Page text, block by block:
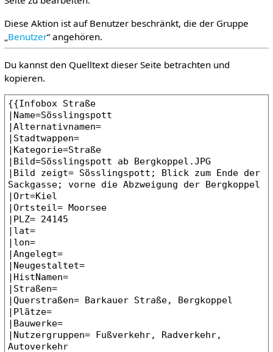
Diese Aktion ist auf Benutzer beschränkt, die der Gruppe
Benutzer“ angehören.
Du kannst den Quelltext dieser Seite betrachten und
kopieren.